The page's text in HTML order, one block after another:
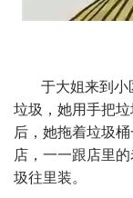
于大姐来到小
垃圾，她用手把
后，她拖着垃圾
店，一一跟店里
圾往里装。